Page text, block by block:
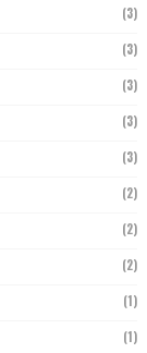
(3)
(3)
(3)
(3)
(3)
(2)
(2)
(2)
(1)
(1)